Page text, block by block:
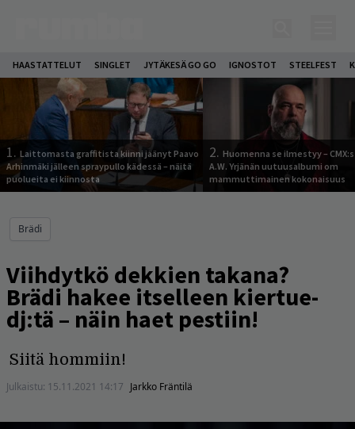
HAASTATTELUT SINGLET JYTÄKESÄ GO GO IGNOSTOT STEELFEST
1. Laittomasta graffitista kiinni jäänyt Paavo
Arhinmäki jälleen spraypullo kädessä – näitä
puolueita ei kiinnosta
2. Huomenna se ilmestyy –
A.W. Yrjänän uutuusalbumi om
mammuttimainen kokonaisuus
Brädi
Viihdytkö dekkien takana?
Brädi hakee itselleen kiertue-
dj:tä – näin haet pestiin!
Siitä hommiin!
Julkaistu: 15.11.2021 14:17 Jarkko Fräntilä